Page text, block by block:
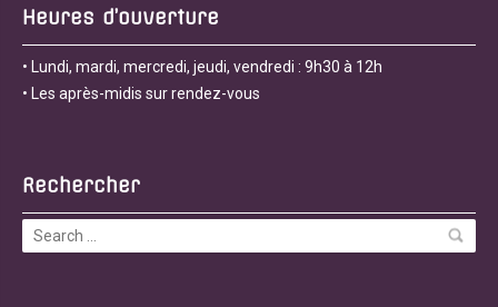
Heures d’ouverture
• Lundi, mardi, mercredi, jeudi, vendredi : 9h30 à 12h
• Les après-midis sur rendez-vous
Rechercher